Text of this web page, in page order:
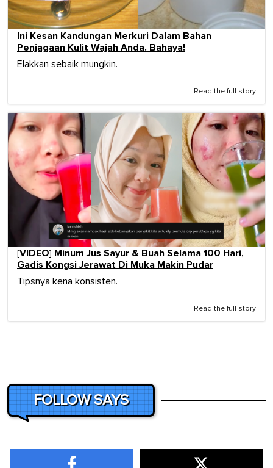
Ini Kesan Kandungan Merkuri Dalam Bahan
Penjagaan Kulit Wajah Anda. Bahaya!
Elakkan sebaik mungkin.
Read the full story
[VIDEO] Minum Jus Sayur & Buah Selama 100 Hari,
Gadis Kongsi Jerawat Di Muka Makin Pudar
Tipsnya kena konsisten.
Read the full story
FOLLOW SAYS